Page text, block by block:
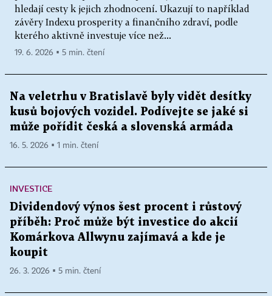
hledají cesty k jejich zhodnocení. Ukazují to například
závěry Indexu prosperity a finančního zdraví, podle
kterého aktivně investuje více než...
19. 6. 2026 ▪ 5 min. čtení
Na veletrhu v Bratislavě byly vidět desítky
kusů bojových vozidel. Podívejte se jaké si
může pořídit česká a slovenská armáda
16. 5. 2026 ▪ 1 min. čtení
INVESTICE
Dividendový výnos šest procent i růstový
příběh: Proč může být investice do akcií
Komárkova Allwynu zajímavá a kde je
koupit
26. 3. 2026 ▪ 5 min. čtení